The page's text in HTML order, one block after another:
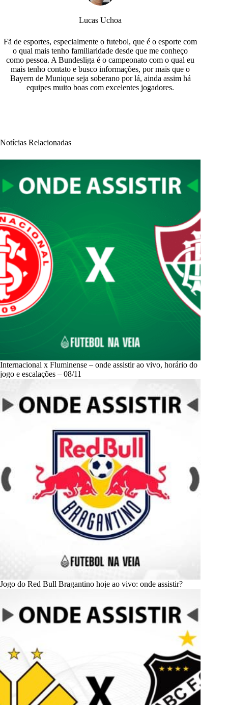
Lucas Uchoa
Fã de esportes, especialmente o futebol, que é o esporte com
o qual mais tenho familiaridade desde que me conheço
como pessoa. A Bundesliga é o campeonato com o qual eu
mais tenho contato e busco informações, por mais que o
Bayern de Munique seja soberano por lá, ainda assim há
equipes muito boas com excelentes jogadores.
Notícias Relacionadas
Internacional x Fluminense – onde assistir ao vivo, horário do
jogo e escalações – 08/11
Jogo do Red Bull Bragantino hoje ao vivo: onde assistir?